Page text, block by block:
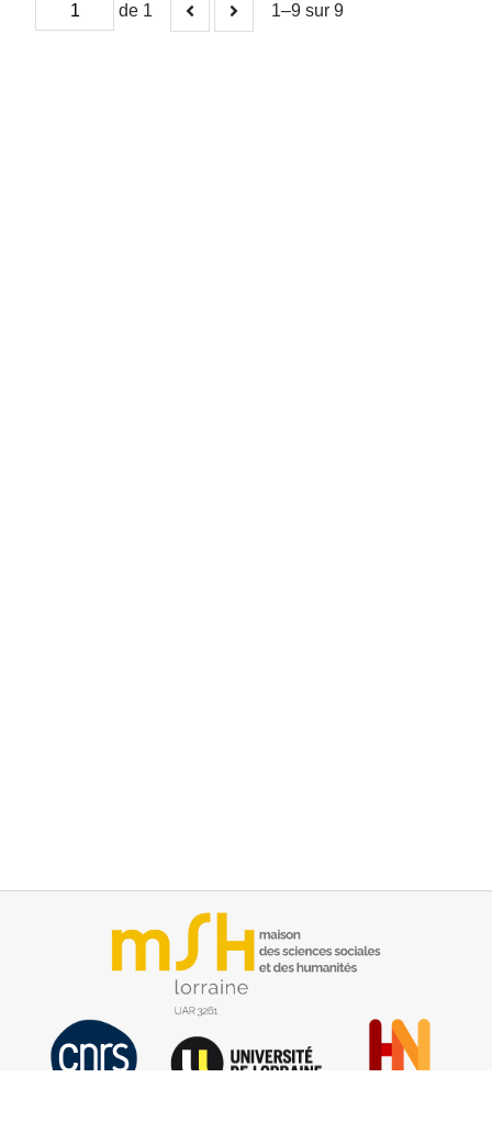
de 1 1–9 sur 9